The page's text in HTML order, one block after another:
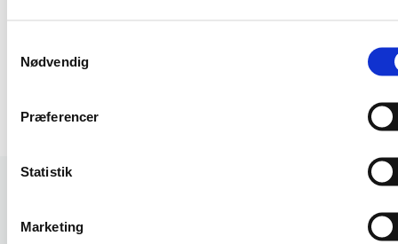
Nødvendig
Præferencer
Statistik
Marketing
FØR OG EFTER